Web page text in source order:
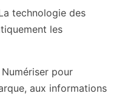
technologie des
les
Numériser pour
aux informations